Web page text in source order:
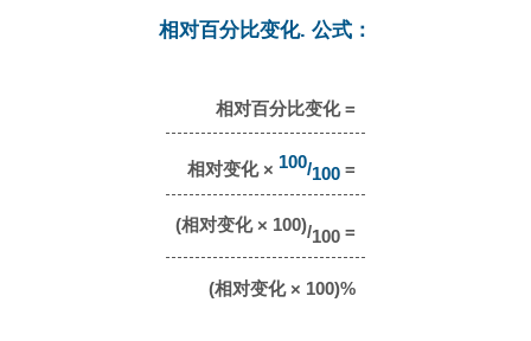
相对百分比变化. 公式：
相对百分比变化 =
相对变化 × 100/100 =
(相对变化 × 100)/100 =
(相对变化 × 100)%